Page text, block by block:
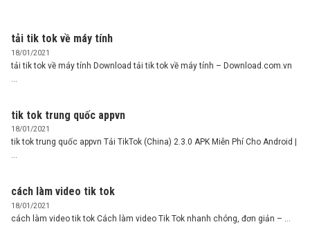
tải tik tok về máy tính
18/01/2021
tải tik tok về máy tính Download tải tik tok về máy tính – Download.com.vn
...
tik tok trung quốc appvn
18/01/2021
tik tok trung quốc appvn Tải TikTok (China) 2.3.0 APK Miễn Phí Cho Android |
...
cách làm video tik tok
18/01/2021
cách làm video tik tok Cách làm video Tik Tok nhanh chóng, đơn giản – ...